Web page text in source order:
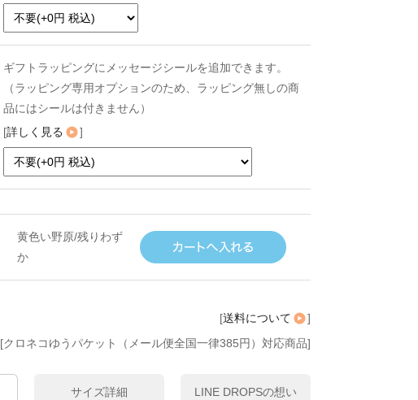
ギフトラッピングにメッセージシールを追加できます。
（ラッピング専用オプションのため、ラッピング無しの商
品にはシールは付きません）
[詳しく見る ]
黄色い野原/残りわず
か
[送料について
]
[クロネコゆうパケット（メール便全国一律385円）対応商品]
サイズ詳細 LINE DROPSの想い